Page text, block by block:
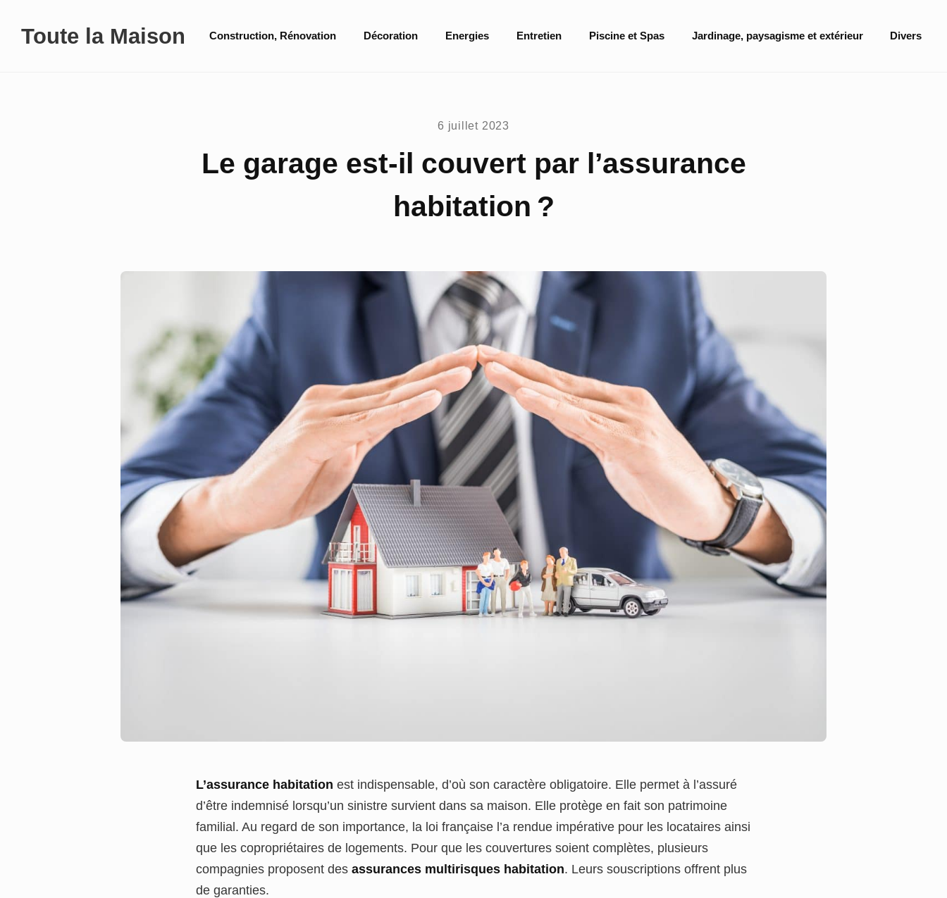
Toute la Maison
Site
Construction, Rénovation Décoration Energies Entretien Piscine et Spas Jardinage, paysagisme et extérieur Divers
6 juillet 2023
Le garage est-il couvert par l’assurance
habitation ?
L’assurance habitation est indispensable, d’où son caractère obligatoire. Elle permet à l’assuré
d’être indemnisé lorsqu’un sinistre survient dans sa maison. Elle protège en fait son patrimoine
familial. Au regard de son importance, la loi française l’a rendue impérative pour les locataires ainsi
que les copropriétaires de logements. Pour que les couvertures soient complètes, plusieurs
compagnies proposent desassurances multirisques habitation. Leurs souscriptions offrent plus
de garanties.